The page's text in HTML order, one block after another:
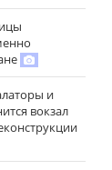
и
вокзал